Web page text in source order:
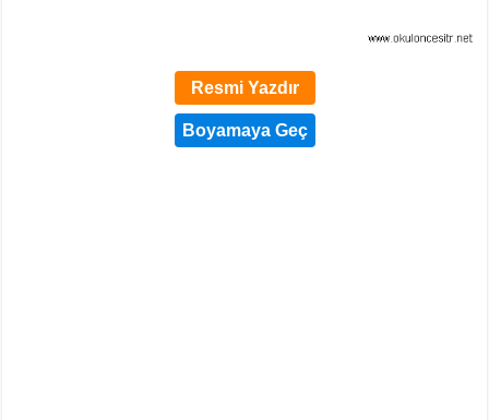
Resmi Yazdır